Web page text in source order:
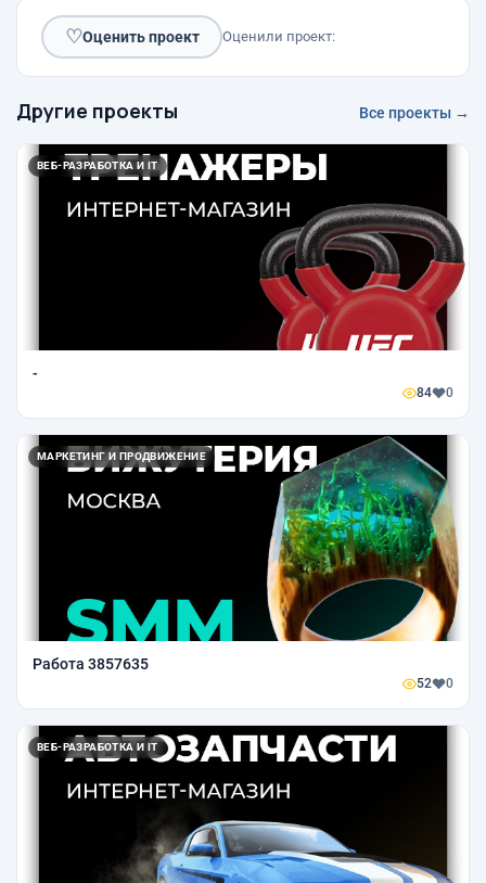
♡Оценить проект Оценили проект:
Другие проекты Все проекты →
ВЕБ-РАЗРАБОТКА И IT
-
84 0
МАРКЕТИНГ И ПРОДВИЖЕНИЕ
Работа 3857635
52 0
ВЕБ-РАЗРАБОТКА И IT